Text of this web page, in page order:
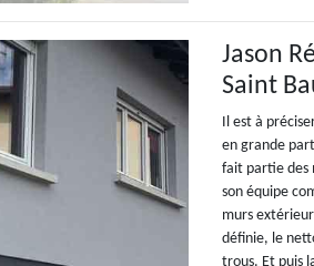
Jason
Saint
Il est à
en grande
fait partie des
son équipe
murs
définie, le
trous. Et puis